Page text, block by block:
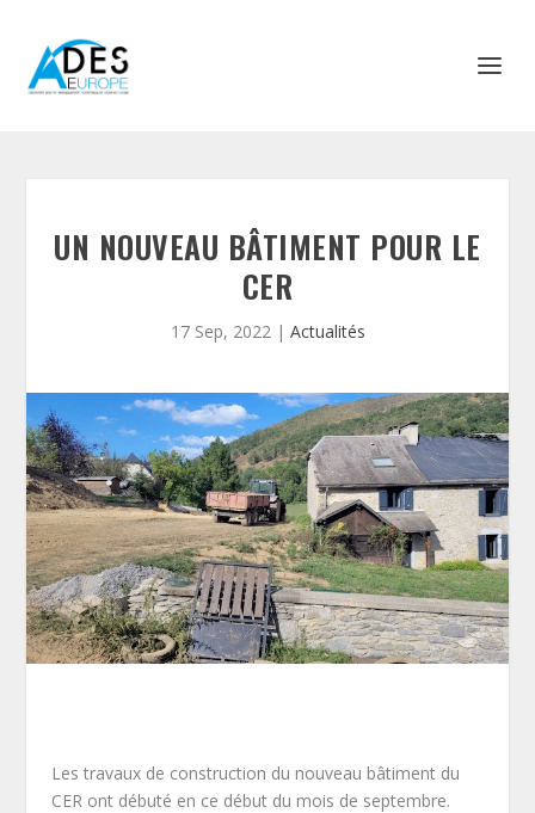
UN NOUVEAU BÂTIMENT POUR LE
CER
17 Sep, 2022| Actualités
Les travaux de construction du nouveau bâtiment du
CER ont débuté en ce début du mois de septembre.